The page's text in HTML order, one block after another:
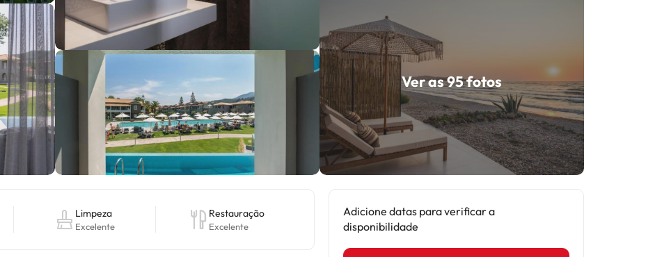
Ver as 95 fotos
Limpeza
Excelente
Restauração
Excelente
Adicione datas para verificar a
disponibilidade